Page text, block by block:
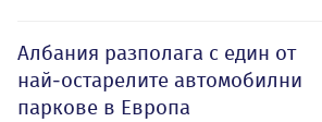
Албания разполага с един от
най-остарелите автомобилни
паркове в Европа